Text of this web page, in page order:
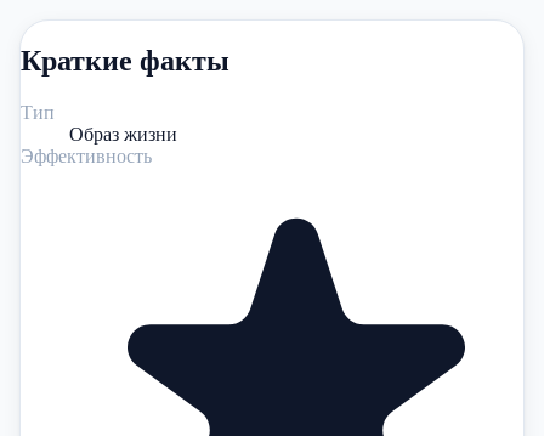
Краткие факты
Тип
Образ жизни
Эффективность